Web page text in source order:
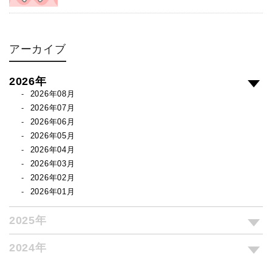
アーカイブ
2026年
2026年08月
2026年07月
2026年06月
2026年05月
2026年04月
2026年03月
2026年02月
2026年01月
2025年
2024年